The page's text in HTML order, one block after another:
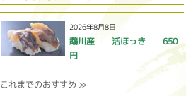
2026年8月8日
鵡川産 活ほっき 650
円
これまでのおすすめ ≫